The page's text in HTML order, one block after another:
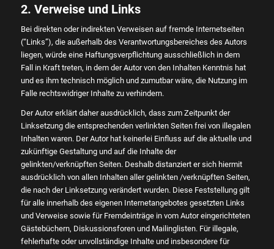
2. Verweise und Links
Bei direkten oder indirekten Verweisen auf fremde Internetseiten
(“Links”), die außerhalb des Verantwortungsbereiches des Autors
liegen, würde eine Haftungsverpflichtung ausschließlich in dem
Fall in Kraft treten, in dem der Autor von den Inhalten Kenntnis hat
und es ihm technisch möglich und zumutbar wäre, die Nutzung im
Falle rechtswidriger Inhalte zu verhindern.
Der Autor erklärt daher ausdrücklich, dass zum Zeitpunkt der
Linksetzung die entsprechenden verlinkten Seiten frei von illegalen
Inhalten waren. Der Autor hat keinerlei Einfluss auf die aktuelle und
zukünftige Gestaltung und auf die Inhalte der
gelinkten/verknüpften Seiten. Deshalb distanziert er sich hiermit
ausdrücklich von allen Inhalten aller gelinkten /verknüpften Seiten,
die nach der Linksetzung verändert wurden. Diese Feststellung gilt
für alle innerhalb des eigenen Internetangebotes gesetzten Links
und Verweise sowie für Fremdeinträge in vom Autor eingerichteten
Gästebüchern, Diskussionsforen und Mailinglisten. Für illegale,
fehlerhafte oder unvollständige Inhalte und insbesondere für